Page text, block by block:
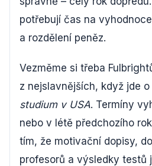
potřebují čas na
a rozdělení peněz.
Vezměme si třeba
z nejslavnějších, když jde o
studium v USA. Termíny
nebo v létě předchozího
tím, že motivační dopisy,
profesorů a výsledky testů